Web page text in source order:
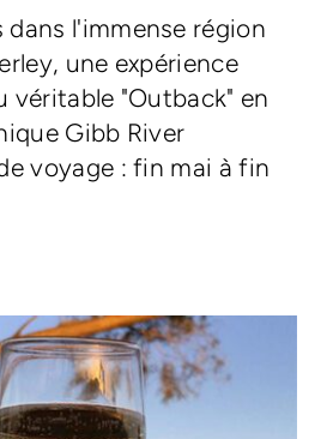
dans l'immense région
une expérience
véritable "Outback" en
Gibb River
voyage : fin mai à fin